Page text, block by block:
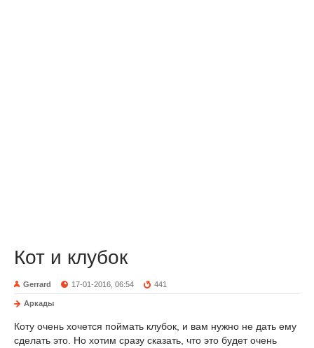
Кот и клубок
Gerrard 17-01-2016, 06:54 441
Аркады
Коту очень хочется поймать клубок, и вам нужно не дать ему
сделать это. Но хотим сразу сказать, что это будет очень